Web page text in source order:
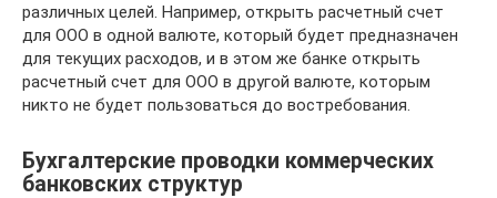
различных целей. Например, открыть расчетный счет
для ООО в одной валюте, который будет предназначен
для текущих расходов, и в этом же банке открыть
расчетный счет для ООО в другой валюте, которым
никто не будет пользоваться до востребования.
Бухгалтерские проводки коммерческих
банковских структур